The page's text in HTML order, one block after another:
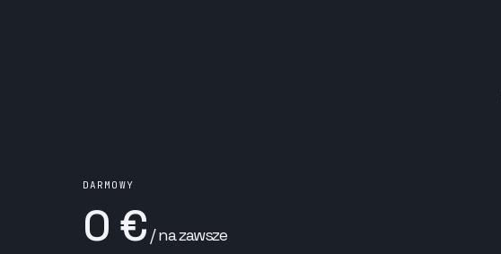
DARMOWY
0 € / na zawsze